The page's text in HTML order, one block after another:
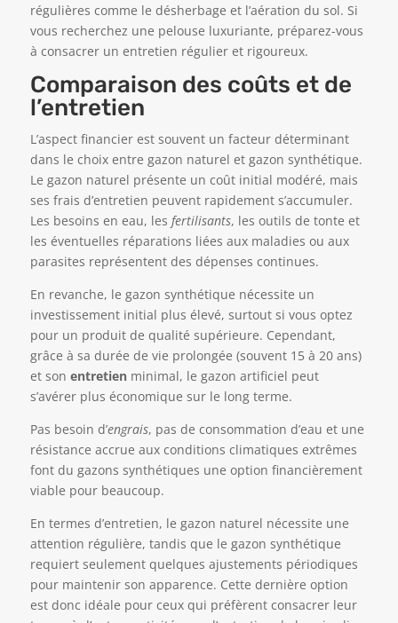
régulières comme le désherbage et l’aération du sol. Si
vous recherchez une pelouse luxuriante, préparez-vous
à consacrer un entretien régulier et rigoureux.
Comparaison des coûts et de
l’entretien
L’aspect financier est souvent un facteur déterminant
dans le choix entre gazon naturel et gazon synthétique.
Le gazon naturel présente un coût initial modéré, mais
ses frais d’entretien peuvent rapidement s’accumuler.
Les besoins en eau, les fertilisants, les outils de tonte et
les éventuelles réparations liées aux maladies ou aux
parasites représentent des dépenses continues.
En revanche, le gazon synthétique nécessite un
investissement initial plus élevé, surtout si vous optez
pour un produit de qualité supérieure. Cependant,
grâce à sa durée de vie prolongée (souvent 15 à 20 ans)
et son entretien minimal, le gazon artificiel peut
s’avérer plus économique sur le long terme.
Pas besoin d’engrais, pas de consommation d’eau et une
résistance accrue aux conditions climatiques extrêmes
font du gazons synthétiques une option financièrement
viable pour beaucoup.
En termes d’entretien, le gazon naturel nécessite une
attention régulière, tandis que le gazon synthétique
requiert seulement quelques ajustements périodiques
pour maintenir son apparence. Cette dernière option
est donc idéale pour ceux qui préfèrent consacrer leur